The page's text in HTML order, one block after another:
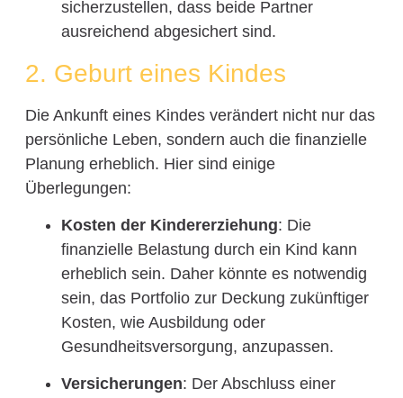
sicherzustellen, dass beide Partner
ausreichend abgesichert sind.
2. Geburt eines Kindes
Die Ankunft eines Kindes verändert nicht nur das
persönliche Leben, sondern auch die finanzielle
Planung erheblich. Hier sind einige
Überlegungen:
Kosten der Kindererziehung: Die
finanzielle Belastung durch ein Kind kann
erheblich sein. Daher könnte es notwendig
sein, das Portfolio zur Deckung zukünftiger
Kosten, wie Ausbildung oder
Gesundheitsversorgung, anzupassen.
Versicherungen: Der Abschluss einer